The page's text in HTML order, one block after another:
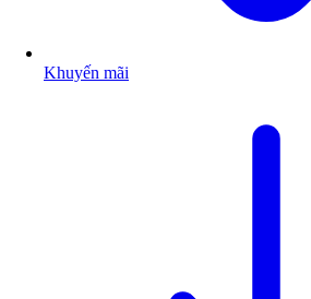
Khuyến mãi